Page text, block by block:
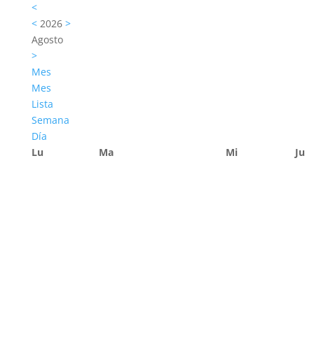
<
<2026 >
Agosto
>
Mes
Mes
Lista
Semana
Día
Lu
Ma Mi Ju